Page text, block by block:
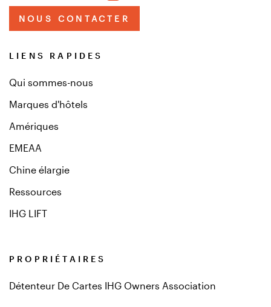
NOUS CONTACTER
LIENS RAPIDES
Qui sommes-nous
Marques d'hôtels
Amériques
EMEAA
Chine élargie
Ressources
IHG LIFT
PROPRIÉTAIRES
Détenteur De Cartes IHG Owners Association